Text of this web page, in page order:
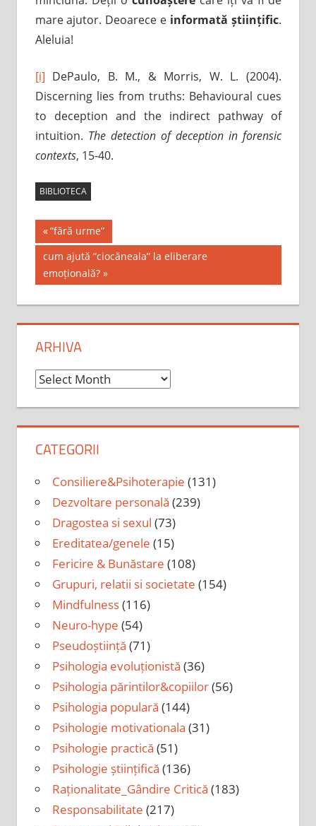
mare ajutor. Deoarece e informată științific.
Aleluia!
[i] DePaulo, B. M., & Morris, W. L. (2004).
Discerning lies from truths: Behavioural cues
to deception and the indirect pathway of
intuition. The detection of deception in forensic
contexts, 15-40.
BIBLIOTECA
Post
navigation
Previous
Post:
”fără urme”
Next
Post:
cum ajută ”ciocăneala” la eliberare
emoțională?
ARHIVA
Arhiva
CATEGORII
Consiliere&Psihoterapie (131)
Dezvoltare personală (239)
Dragostea si sexul (73)
Ereditatea/genele (15)
Fericire & Bunăstare (108)
Grupuri, relatii si societate (154)
Mindfulness(116)
Neuro-hype (54)
Pseudoștiință (71)
Psihologia evoluționistă (36)
Psihologia părintilor&copiilor(56)
Psihologia populară (144)
Psihologie motivationala (31)
Psihologie practică (51)
Psihologie științifică (136)
Raționalitate_Gândire Critică (183)
Responsabilitate (217)